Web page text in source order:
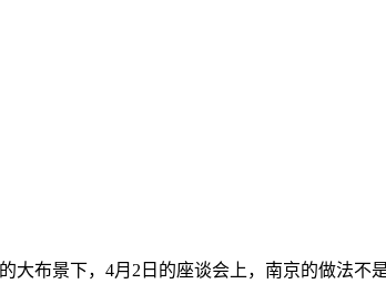
布景下，4月2日的座谈会上，南京的做法不